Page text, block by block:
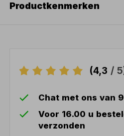
Productkenmerken
(4,3 / 5
Chat met ons van
Voor 16.00 u
verzonden